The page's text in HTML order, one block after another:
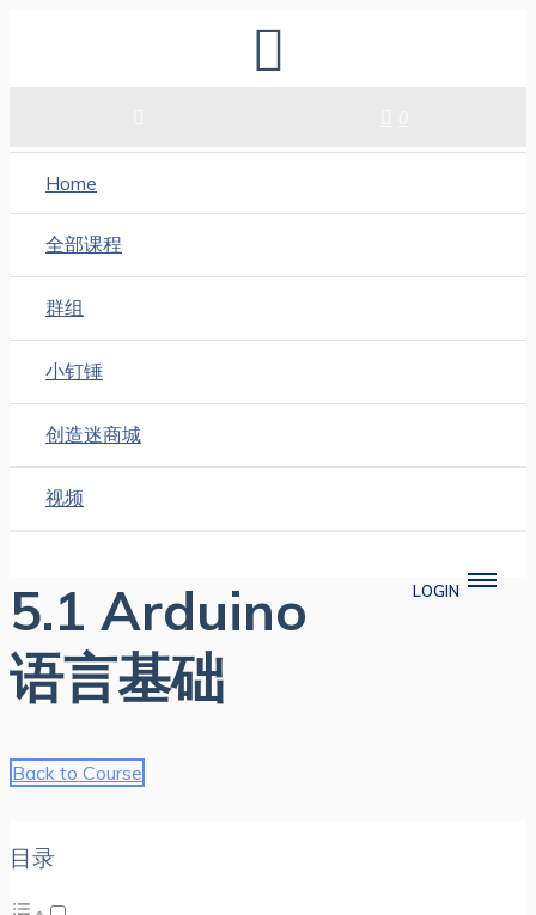
Home
全部课程
群组
小钉锤
创造迷商城
视频
LOGIN
5.1 Arduino
语言基础
Back to Course
目录